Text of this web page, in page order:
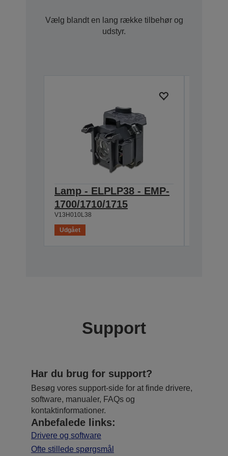
Vælg blandt en lang række tilbehør og
udstyr.
Lamp - ELPLP38 - EMP-
1700/1710/1715
V13H010L38
Udgået
Support
Har du brug for support?
Besøg vores support-side for at finde drivere,
software, manualer, FAQs og
kontaktinformationer.
Anbefalede links:
Drivere og software
Ofte stillede spørgsmål